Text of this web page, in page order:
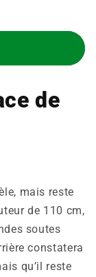
de
mais reste
de 110 cm,
soutes
constatera
qu’il reste